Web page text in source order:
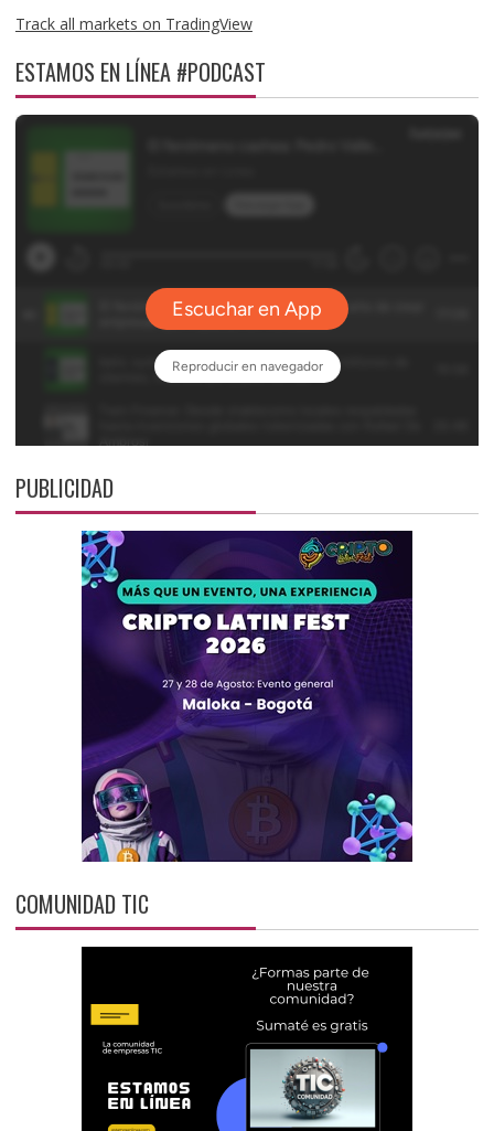
Track all markets on TradingView
ESTAMOS EN LÍNEA #PODCAST
PUBLICIDAD
COMUNIDAD TIC